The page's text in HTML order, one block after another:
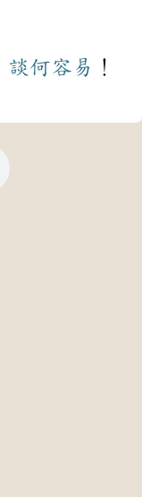
談何容易 ！